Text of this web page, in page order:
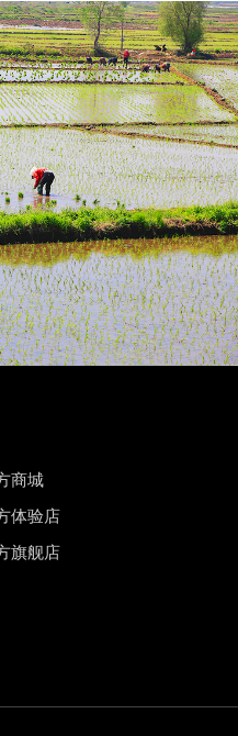
商城
体验店
旗舰店